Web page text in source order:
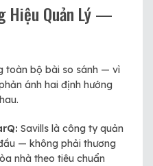
Hiệu Quản Lý —
toàn bộ bài so sánh — vì
ánh hai định hướng
Savills là công ty quản
— không phải thương
nhà theo tiêu chuẩn